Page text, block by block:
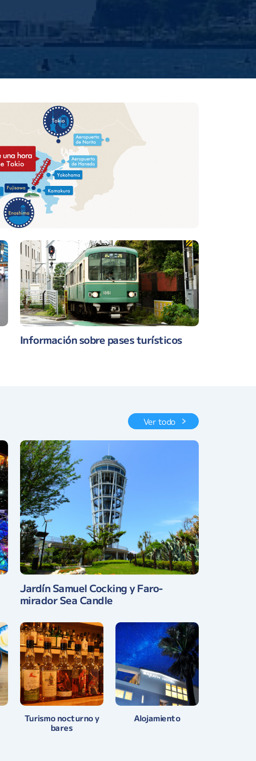
Información sobre pases turísticos
Ver todo
Jardín Samuel Cocking y Faro-
mirador Sea Candle
Turismo nocturno y
bares
Alojamiento